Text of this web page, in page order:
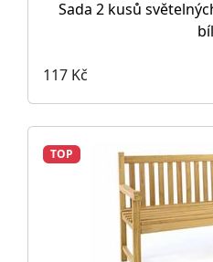
Sada 2 kusů
117 Kč
TOP